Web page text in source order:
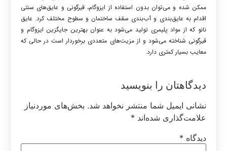
ممکن شده و می‌توان بدون استفاده از ایزوگام، قیرگونی و عایق‌های سنتی
اقدام به عایق‌بندی و آب‌بندی سقف ساختمان و سطوح مختلف کرد. عایق
نانو که از مواد پلیمری تولید می‌شود به عنوان بهترین جایگزین ایزوگام و
قیرگونی شناخته می‌شود و از مزیت‌های متعددی برخوردار است در حالی که
معایب بسیار کمتری دارد.
دیدگاهتان را بنویسید
نشانی ایمیل شما منتشر نخواهد شد. بخش‌های موردنیاز
علامت‌گذاری شده‌اند *
دیدگاه *